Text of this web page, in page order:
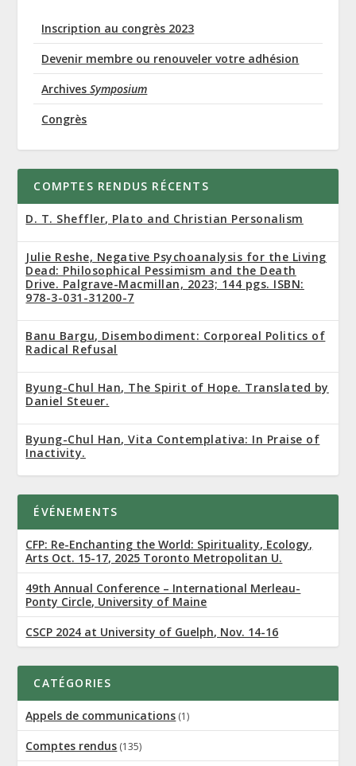
Inscription au congrès 2023
Devenir membre ou renouveler votre adhésion
ArchivesSymposium
Congrès
COMPTES RENDUS RÉCENTS
D. T. Sheffler, Plato and Christian Personalism
Julie Reshe, Negative Psychoanalysis for the Living
Dead: Philosophical Pessimism and the Death
Drive. Palgrave-Macmillan, 2023; 144 pgs. ISBN:
978-3-031-31200-7
Banu Bargu, Disembodiment: Corporeal Politics of
Radical Refusal
Byung-Chul Han, The Spirit of Hope. Translated by
Daniel Steuer.
Byung-Chul Han, Vita Contemplativa: In Praise of
Inactivity.
ÉVÉNEMENTS
CFP: Re-Enchanting the World: Spirituality, Ecology,
Arts Oct. 15-17, 2025 Toronto Metropolitan U.
49th Annual Conference – International Merleau-
Ponty Circle, University of Maine
CSCP 2024 at University of Guelph, Nov. 14-16
CATÉGORIES
Appels de communications (1)
Comptes rendus (135)